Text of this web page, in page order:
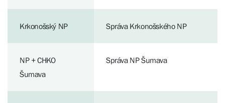
Krkonošský NP Správa Krkonošského NP
NP + CHKO
Šumava
Správa NP Šumava